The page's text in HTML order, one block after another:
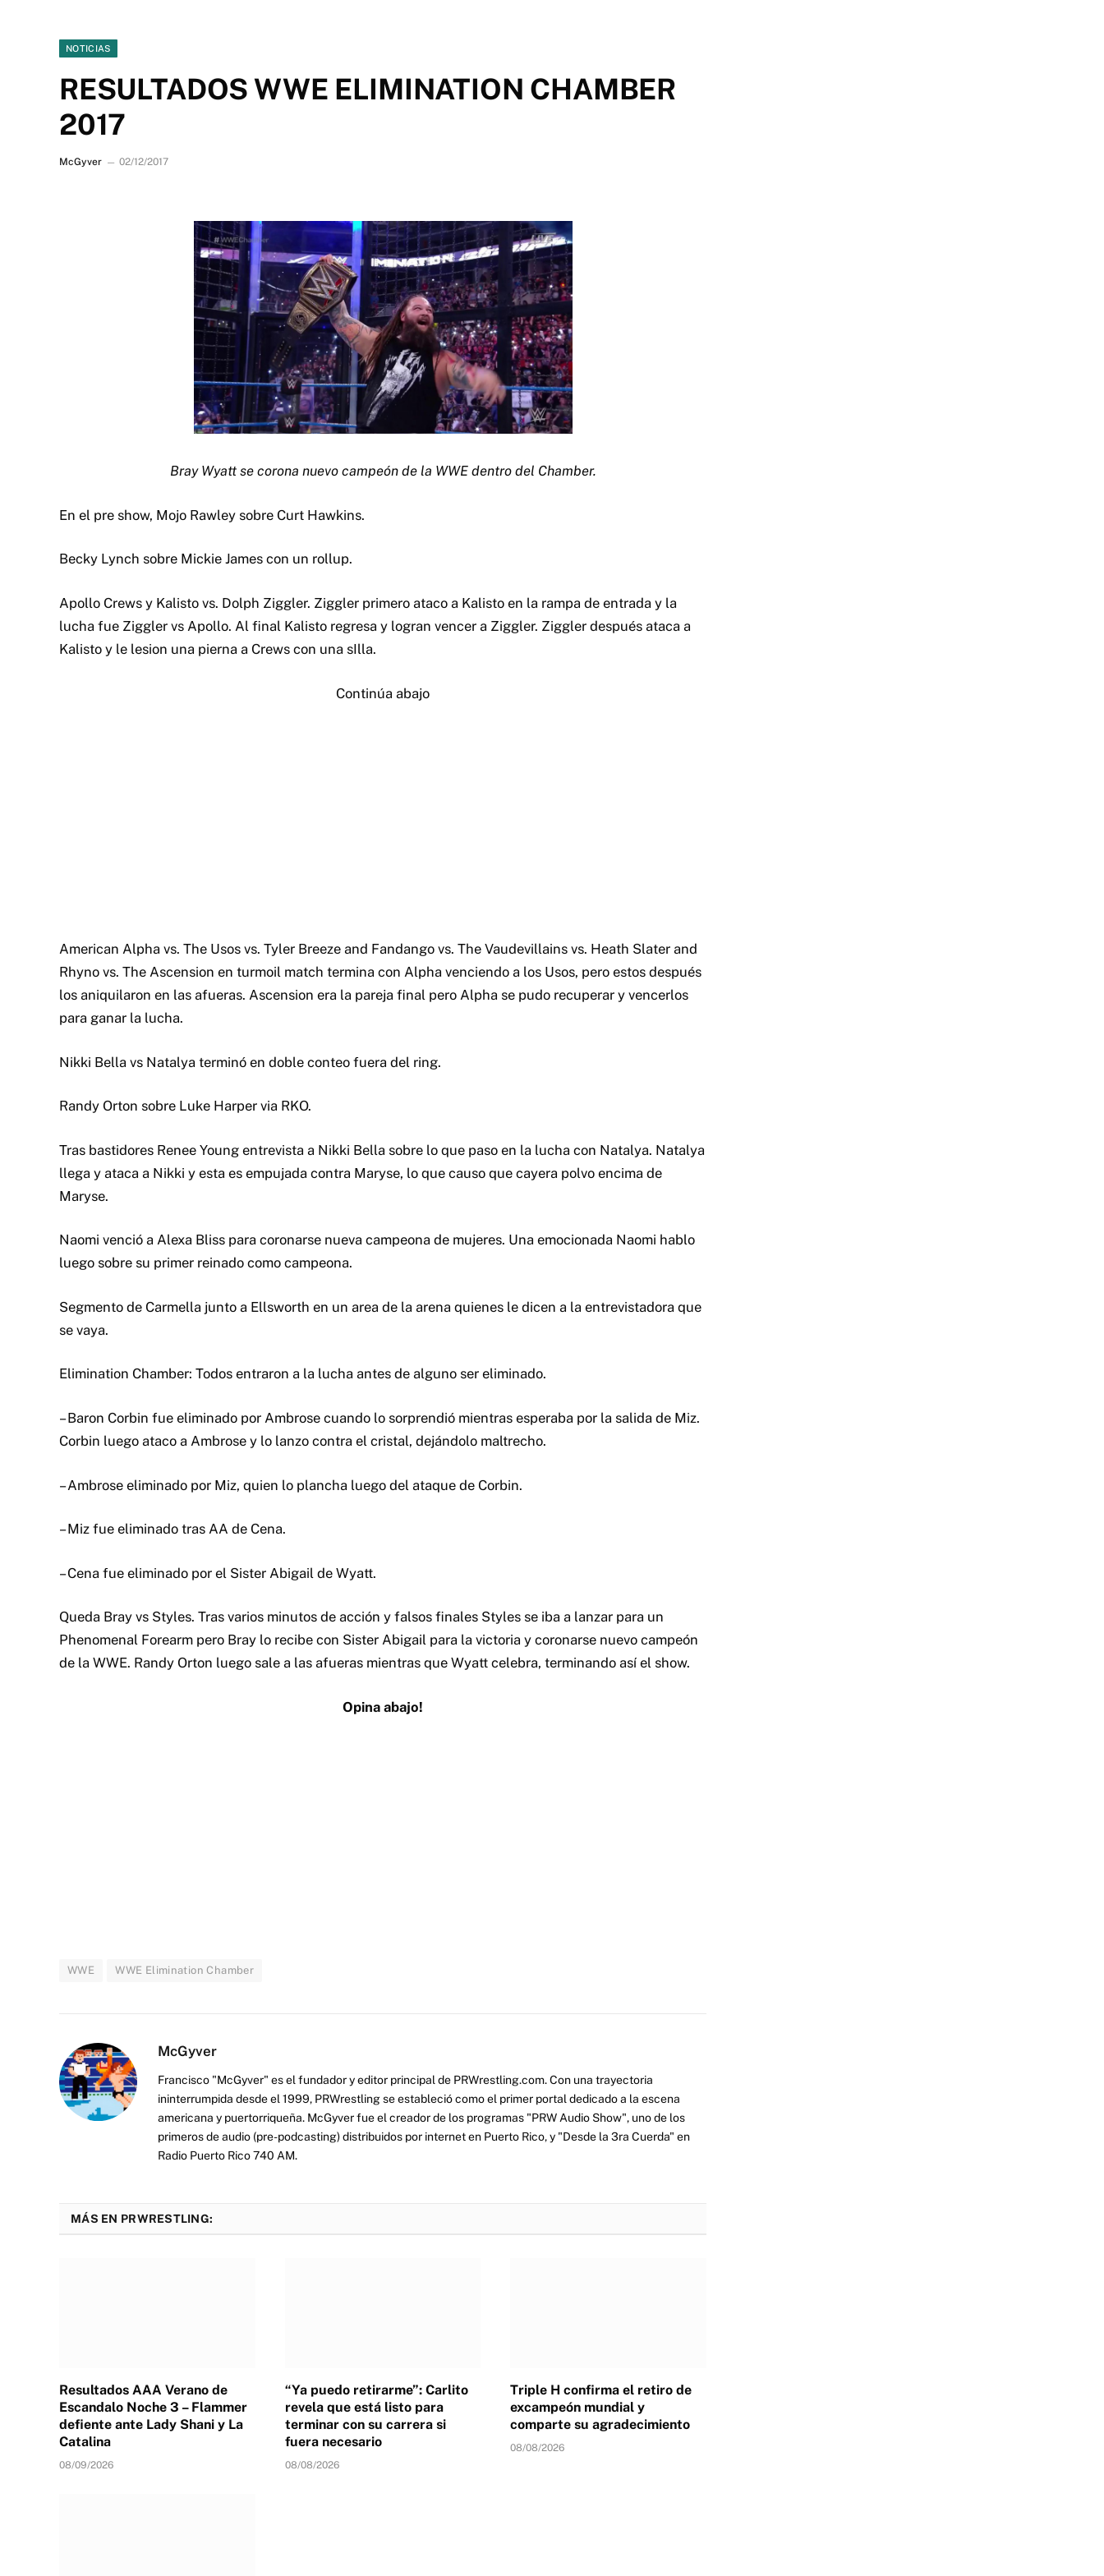
NOTICIAS
RESULTADOS WWE ELIMINATION CHAMBER
2017
McGyver 02/12/2017
Bray Wyatt se corona nuevo campeón de la WWE dentro del Chamber.
En el pre show, Mojo Rawley sobre Curt Hawkins.
Becky Lynch sobre Mickie James con un rollup.
Apollo Crews y Kalisto vs. Dolph Ziggler. Ziggler primero ataco a Kalisto en la rampa de entrada y la
lucha fue Ziggler vs Apollo. Al final Kalisto regresa y logran vencer a Ziggler. Ziggler después ataca a
Kalisto y le lesion una pierna a Crews con una sIlla.
Continúa abajo
American Alpha vs. The Usos vs. Tyler Breeze and Fandango vs. The Vaudevillains vs. Heath Slater and
Rhyno vs. The Ascension en turmoil match termina con Alpha venciendo a los Usos, pero estos después
los aniquilaron en las afueras. Ascension era la pareja final pero Alpha se pudo recuperar y vencerlos
para ganar la lucha.
Nikki Bella vs Natalya terminó en doble conteo fuera del ring.
Randy Orton sobre Luke Harper via RKO.
Tras bastidores Renee Young entrevista a Nikki Bella sobre lo que paso en la lucha con Natalya. Natalya
llega y ataca a Nikki y esta es empujada contra Maryse, lo que causo que cayera polvo encima de
Maryse.
Naomi venció a Alexa Bliss para coronarse nueva campeona de mujeres. Una emocionada Naomi hablo
luego sobre su primer reinado como campeona.
Segmento de Carmella junto a Ellsworth en un area de la arena quienes le dicen a la entrevistadora que
se vaya.
Elimination Chamber: Todos entraron a la lucha antes de alguno ser eliminado.
– Baron Corbin fue eliminado por Ambrose cuando lo sorprendió mientras esperaba por la salida de Miz.
Corbin luego ataco a Ambrose y lo lanzo contra el cristal, dejándolo maltrecho.
– Ambrose eliminado por Miz, quien lo plancha luego del ataque de Corbin.
– Miz fue eliminado tras AA de Cena.
– Cena fue eliminado por el Sister Abigail de Wyatt.
Queda Bray vs Styles. Tras varios minutos de acción y falsos finales Styles se iba a lanzar para un
Phenomenal Forearm pero Bray lo recibe con Sister Abigail para la victoria y coronarse nuevo campeón
de la WWE. Randy Orton luego sale a las afueras mientras que Wyatt celebra, terminando así el show.
Opina abajo!
WWE WWE Elimination Chamber
McGyver
Francisco "McGyver" es el fundador y editor principal de PRWrestling.com. Con una trayectoria
ininterrumpida desde el 1999, PRWrestling se estableció como el primer portal dedicado a la escena
americana y puertorriqueña. McGyver fue el creador de los programas "PRW Audio Show", uno de los
primeros de audio (pre-podcasting) distribuidos por internet en Puerto Rico, y "Desde la 3ra Cuerda" en
Radio Puerto Rico 740 AM.
MÁS EN PRWRESTLING:
Resultados AAA Verano de
Escandalo Noche 3 – Flammer
defiente ante Lady Shani y La
Catalina
08/09/2026
“Ya puedo retirarme”: Carlito
revela que está listo para
terminar con su carrera si
fuera necesario
08/08/2026
Triple H confirma el retiro de
excampeón mundial y
comparte su agradecimiento
08/08/2026